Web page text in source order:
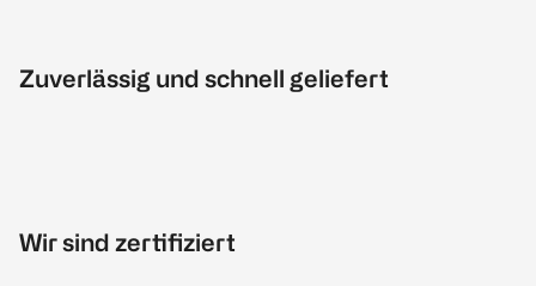
Zuverlässig und schnell geliefert
Wir sind zertifiziert